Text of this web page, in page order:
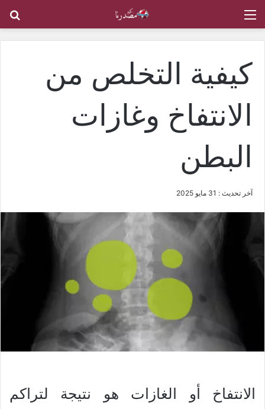
القائمة
كيفية التخلص من
الانتفاخ وغازات
البطن
آخر تحديث : 31 مايو 2025
الانتفاخ أو الغازات هو نتيجة لتراكم